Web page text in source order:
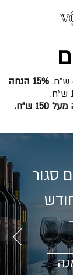
15% הנחה
ש"ח.
סגור